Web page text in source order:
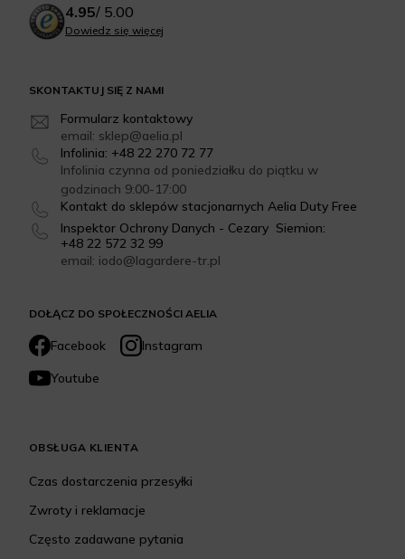
DOŁĄCZ DO SPOŁECZNOŚCI AELIA
Facebook
Instagram
Youtube
SKONTAKTUJ SIĘ Z NAMI
Formularz kontaktowy
email: sklep@aelia.pl
Infolinia: +48 22 270 72 77
Infolinia czynna od poniedziałku do piątku w
godzinach 9:00-17:00
Kontakt do sklepów stacjonarnych Aelia Duty Free
Inspektor Ochrony Danych - Cezary Siemion:
+48 22 572 32 99
email: iodo@lagardere-tr.pl
OBSŁUGA KLIENTA
Czas dostarczenia przesyłki
Zwroty i reklamacje
Często zadawane pytania
4.95/ 5.00
Dowiedz się więcej